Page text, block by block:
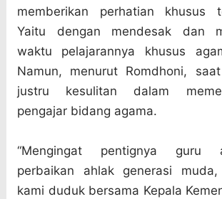
memberikan perhatian khusus
Yaitu dengan mendesak dan
waktu pelajarannya khusus
Namun, menurut Romdhoni,
justru kesulitan dalam
pengajar bidang agama.
“Mengingat pentignya guru
perbaikan ahlak generasi
kami duduk bersama Kepala